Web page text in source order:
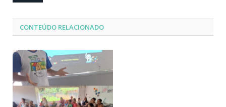
CONTEÚDO RELACIONADO